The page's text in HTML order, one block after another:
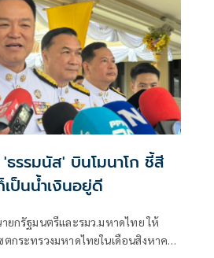
รรมนัส' บินโมนาโก ชี้สี
ป็นน้ำเงินอยู่ดี
ยกรัฐมนตรีและรมว.มหาดไทย ให้
กระทรวงมหาดไทยในเดือนสิงหาคม